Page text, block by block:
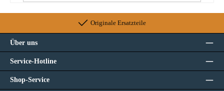
Originale Ersatzteile
Über uns
Service-Hotline
Shop-Service